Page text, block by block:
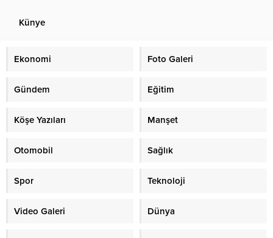
Künye
Ekonomi Foto Galeri
Gündem Eğitim
Köşe Yazıları Manşet
Otomobil Sağlık
Spor Teknoloji
Video Galeri Dünya